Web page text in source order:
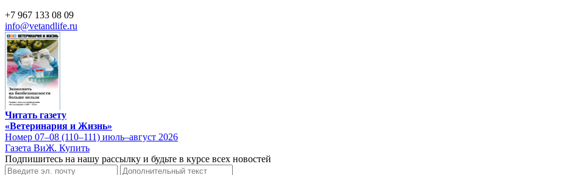
+7 967 133 08 09
info@vetandlife.ru
Читать газету
«Ветеринария и Жизнь»
Номер 07–08 (110–111) июль–август 2026
Газета ВиЖ. Купить
Подпишитесь на нашу рассылку и будьте в курсе всех новостей